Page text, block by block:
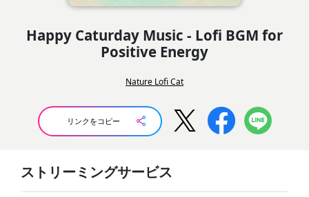
Happy Caturday Music - Lofi BGM for
Positive Energy
Nature Lofi Cat
リンクをコピー
ストリーミングサービス